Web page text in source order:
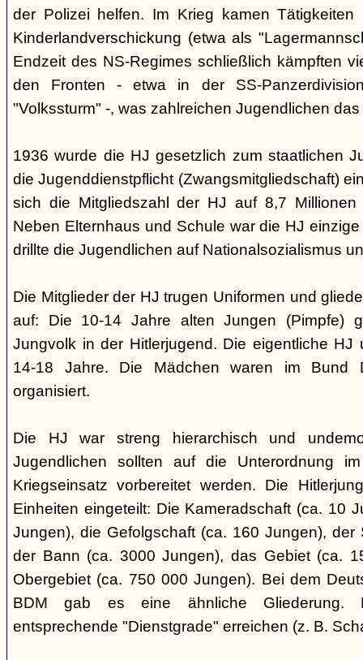
der Polizei helfen. Im Krieg kamen
Kinderlandverschickung (etwa als
Endzeit des NS-Regimes schließlich kämpften
den Fronten - etwa in der SS-
"Volkssturm" -, was zahlreichen Jugendlichen
1936 wurde die HJ gesetzlich zum staatlichen
die Jugenddienstpflicht (Zwangsmitgliedschaft)
sich die Mitgliedszahl der HJ auf 8,7 Millionen
Neben Elternhaus und Schule war die HJ
drillte die Jugendlichen auf Nationalsozialismus
Die Mitglieder der HJ trugen Uniformen und
auf: Die 10-14 Jahre alten Jungen (Pimpfe)
Jungvolk in der Hitlerjugend. Die eigentliche HJ
14-18 Jahre. Die Mädchen waren im Bund
organisiert.
Die HJ war streng hierarchisch und
Jugendlichen sollten auf die Unterordnung
Kriegseinsatz vorbereitet werden. Die
Einheiten eingeteilt: Die Kameradschaft (ca. 10
Jungen), die Gefolgschaft (ca. 160 Jungen), der
der Bann (ca. 3000 Jungen), das Gebiet (ca.
Obergebiet (ca. 750 000 Jungen). Bei dem
BDM gab es eine ähnliche Gliederung.
entsprechende "Dienstgrade" erreichen (z. B.